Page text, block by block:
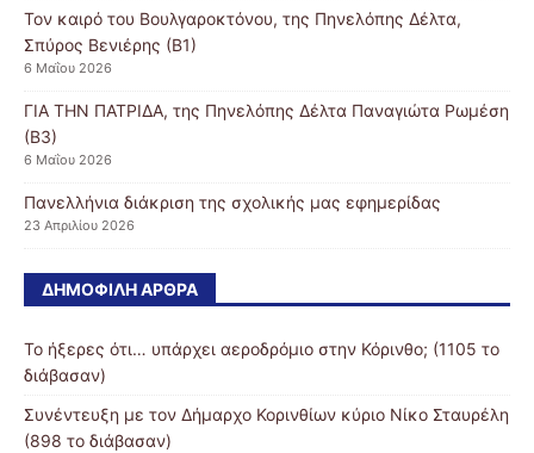
Τον καιρό του Βουλγαροκτόνου, της Πηνελόπης Δέλτα,
Σπύρος Βενιέρης (Β1)
6 Μαΐου 2026
ΓΙΑ ΤΗΝ ΠΑΤΡΙΔΑ, της Πηνελόπης Δέλτα Παναγιώτα Ρωμέση
(Β3)
6 Μαΐου 2026
Πανελλήνια διάκριση της σχολικής μας εφημερίδας
23 Απριλίου 2026
ΔΗΜΟΦΙΛΉ ΆΡΘΡΑ
Το ήξερες ότι… υπάρχει αεροδρόμιο στην Κόρινθο; (1105 το
διάβασαν)
Συνέντευξη με τον Δήμαρχο Κορινθίων κύριο Νίκο Σταυρέλη
(898 το διάβασαν)